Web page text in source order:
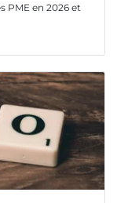
PME en 2026 et